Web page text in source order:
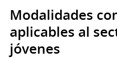
Modalidades
aplicables al
jóvenes